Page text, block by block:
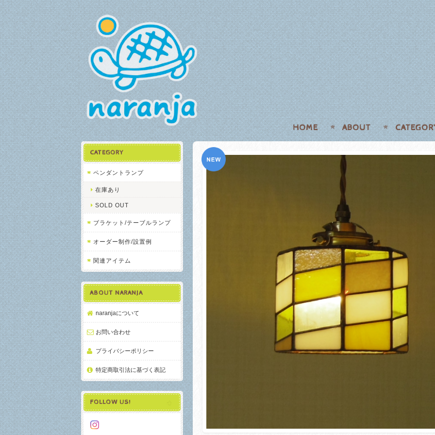
HOME ABOUT
CATEGORY
ペンダントランプ
在庫あり
SOLD OUT
ブラケット/テーブルランプ
オーダー制作/設置例
関連アイテム
ABOUT NARANJA
naranjaについて
お問い合わせ
プライバシーポリシー
特定商取引法に基づく表記
FOLLOW US!